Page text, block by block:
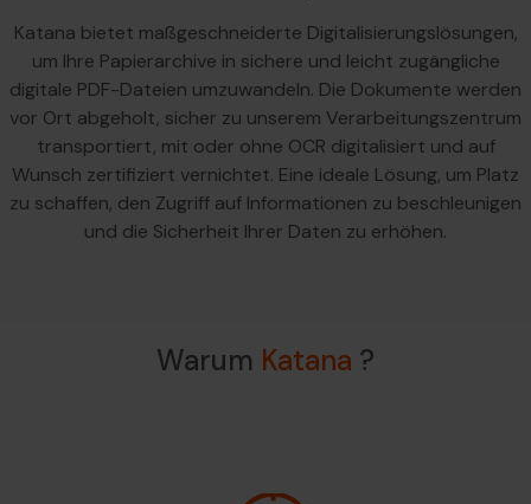
Katana bietet maßgeschneiderte Digitalisierungslösungen,
um Ihre Papierarchive in sichere und leicht zugängliche
digitale PDF-Dateien umzuwandeln. Die Dokumente werden
vor Ort abgeholt, sicher zu unserem Verarbeitungszentrum
transportiert, mit oder ohne OCR digitalisiert und auf
Wunsch zertifiziert vernichtet. Eine ideale Lösung, um Platz
zu schaffen, den Zugriff auf Informationen zu beschleunigen
und die Sicherheit Ihrer Daten zu erhöhen.
Warum Katana ?